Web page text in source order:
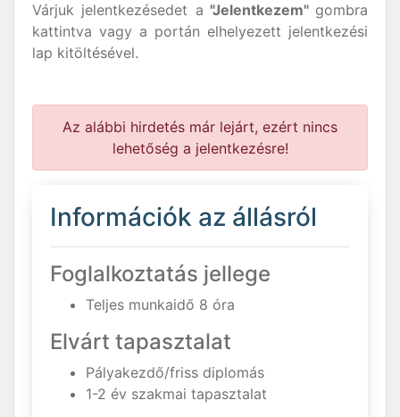
Várjuk jelentkezésedet a "Jelentkezem" gombra
kattintva vagy a portán elhelyezett jelentkezési
lap kitöltésével.
Az alábbi hirdetés már lejárt, ezért nincs
lehetőség a jelentkezésre!
Információk az állásról
Foglalkoztatás jellege
Teljes munkaidő 8 óra
Elvárt tapasztalat
Pályakezdő/friss diplomás
1-2 év szakmai tapasztalat